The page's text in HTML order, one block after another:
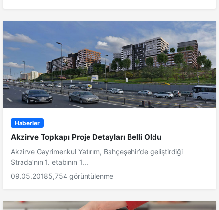
Haberler
Akzirve Topkapı Proje Detayları Belli Oldu
Akzirve Gayrimenkul Yatırım, Bahçeşehir’de geliştirdiği
Strada’nın 1. etabının 1...
09.05.20185,754 görüntülenme